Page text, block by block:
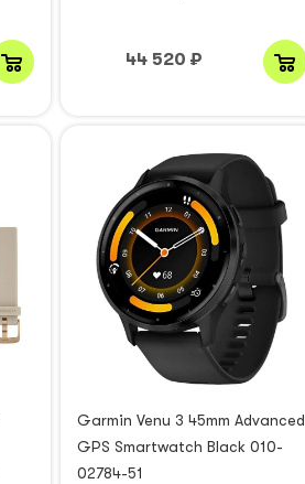
44 520 ₽
Garmin Venu 3 45mm Advanced
GPS Smartwatch Black 010-
02784-51